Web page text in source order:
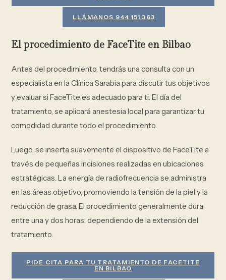
LLÁMANOS 944 151 363
El procedimiento de FaceTite en Bilbao
Antes del procedimiento, tendrás una consulta con un
especialista en la Clínica Sarabia para discutir tus objetivos
y evaluar si FaceTite es adecuado para ti. El día del
tratamiento, se aplicará anestesia local para garantizar tu
comodidad durante todo el procedimiento.
Luego, se inserta suavemente el dispositivo de FaceTite a
través de pequeñas incisiones realizadas en ubicaciones
estratégicas. La energía de radiofrecuencia se administra
en las áreas objetivo, promoviendo la tensión de la piel y la
reducción de grasa. El procedimiento generalmente dura
entre una y dos horas, dependiendo de la extensión del
tratamiento.
PIDE CITA PARA TU TRATAMIENTO DE FACETITE
EN BILBAO